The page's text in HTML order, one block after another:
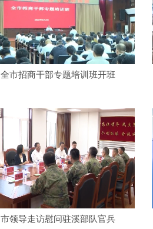
全市招商干部专题培训班开班
市领导走访慰问驻溪部队官兵